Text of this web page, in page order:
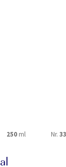
250 ml Nr.